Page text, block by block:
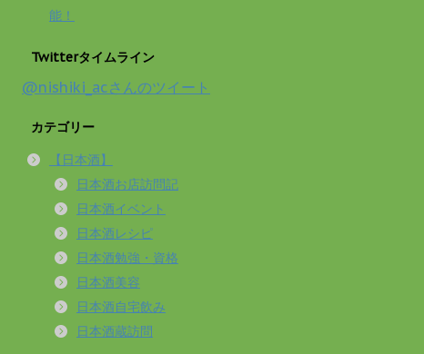
能！
Twitterタイムライン
@nishiki_acさんのツイート
カテゴリー
【日本酒】
日本酒お店訪問記
日本酒イベント
日本酒レシピ
日本酒勉強・資格
日本酒美容
日本酒自宅飲み
日本酒蔵訪問